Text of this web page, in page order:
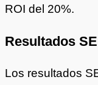
ROI del 20%.
Resultados
Los resultados